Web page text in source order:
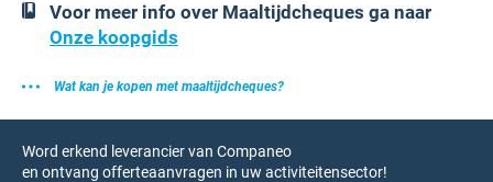
Voor meer info over Maaltijdcheques ga naar
Onze koopgids
Wat kan je kopen met maaltijdcheques?
Word erkend leverancier van Companeo
en ontvang offerteaanvragen in uw activiteitensector!